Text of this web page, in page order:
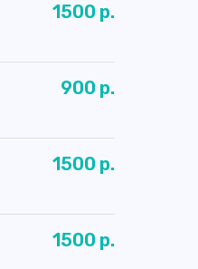
1500 р.
900 р.
1500 р.
1500 р.